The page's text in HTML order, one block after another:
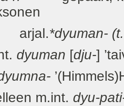
arjal.*dyuman-
dyuman [dju-]
m.int. dyu-